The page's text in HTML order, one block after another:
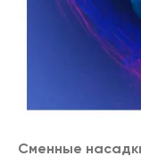
Сменные